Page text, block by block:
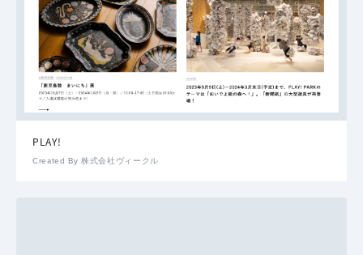
PLAY!
Created By 株式会社ヴィークル